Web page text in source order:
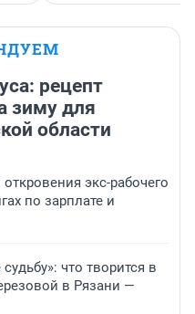
рецепт
зиму для
области
экс-рабочего
по зарплате и
что творится в
в Рязани —